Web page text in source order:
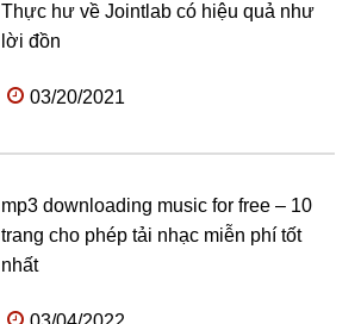
Thực hư về Jointlab có hiệu quả như
lời đồn
03/20/2021
mp3 downloading music for free – 10
trang cho phép tải nhạc miễn phí tốt
nhất